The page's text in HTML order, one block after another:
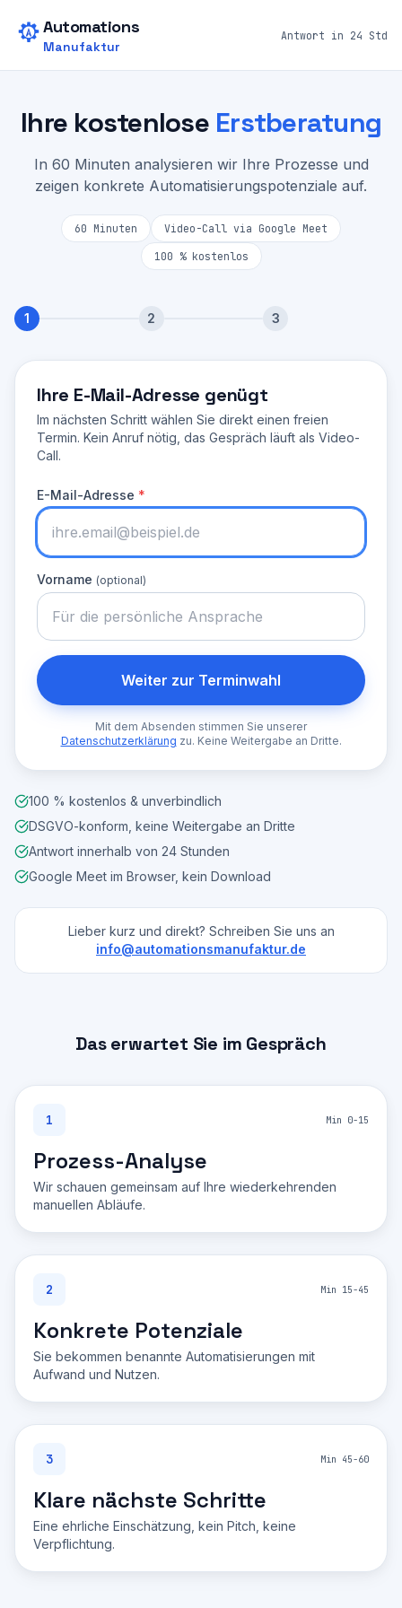
Automations
Manufaktur
Antwort in 24 Std
Ihre kostenlose Erstberatung
In 60 Minuten analysieren wir Ihre Prozesse und
zeigen konkrete Automatisierungspotenziale auf.
60 Minuten Video-Call via Google Meet
100 % kostenlos
1 2 3
Schritt
Ihre E-Mail-Adresse genügt
Im nächsten Schritt wählen Sie direkt einen freien
Termin. Kein Anruf nötig, das Gespräch läuft als Video-
Call.
E-Mail-Adresse *
Vorname (optional)
Weiter zur Terminwahl
Mit dem Absenden stimmen Sie unserer
Datenschutzerklärung zu. Keine Weitergabe an Dritte.
100 % kostenlos & unverbindlich
DSGVO-konform, keine Weitergabe an Dritte
Antwort innerhalb von 24 Stunden
Google Meet im Browser, kein Download
Lieber kurz und direkt? Schreiben Sie uns an
info@automationsmanufaktur.de
Das erwartet Sie im Gespräch
1 Min 0-15
Prozess-Analyse
Wir schauen gemeinsam auf Ihre wiederkehrenden
manuellen Abläufe.
2 Min 15-45
Konkrete Potenziale
Sie bekommen benannte Automatisierungen mit
Aufwand und Nutzen.
3 Min 45-60
Klare nächste Schritte
Eine ehrliche Einschätzung, kein Pitch, keine
Verpflichtung.